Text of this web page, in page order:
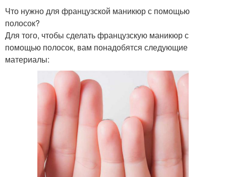
Что нужно для французской маникюр с помощью
полосок?
Для того, чтобы сделать французскую маникюр с
помощью полосок, вам понадобятся следующие
материалы: